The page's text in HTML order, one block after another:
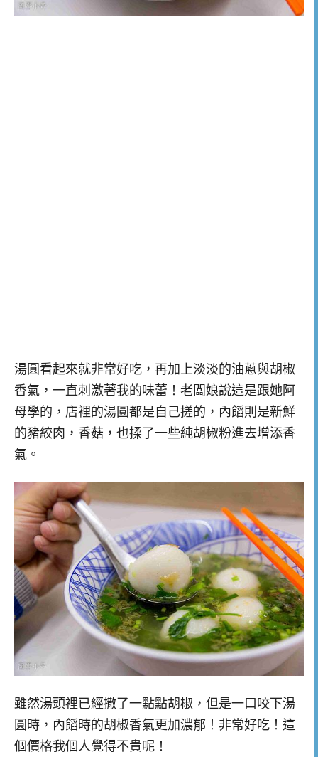
湯圓看起來就非常好吃，再加上淡淡的油蔥與胡椒
香氣，一直刺激著我的味蕾！老闆娘說這是跟她阿
母學的，店裡的湯圓都是自己搓的，內饀則是新鮮
的豬絞肉，香菇，也揉了一些純胡椒粉進去增添香
氣。
雖然湯頭裡已經撒了一點點胡椒，但是一口咬下湯
圓時，內饀時的胡椒香氣更加濃郁！非常好吃！這
個價格我個人覺得不貴呢！